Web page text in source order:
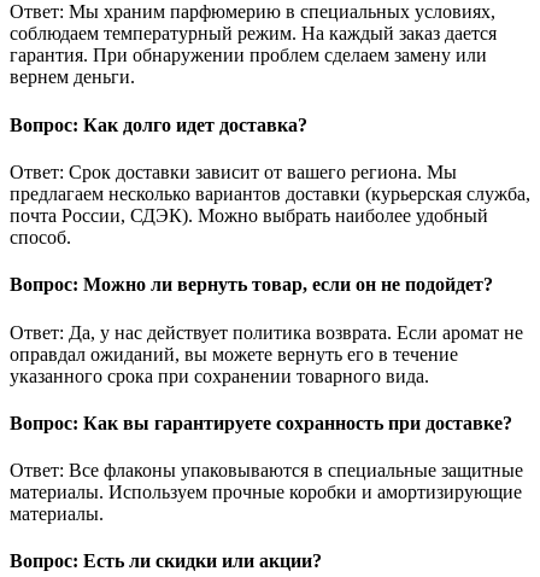
Ответ: Мы храним парфюмерию в специальных условиях,
соблюдаем температурный режим. На каждый заказ дается
гарантия. При обнаружении проблем сделаем замену или
вернем деньги.
Вопрос: Как долго идет доставка?
Ответ: Срок доставки зависит от вашего региона. Мы
предлагаем несколько вариантов доставки (курьерская служба,
почта России, СДЭК). Можно выбрать наиболее удобный
способ.
Вопрос: Можно ли вернуть товар, если он не подойдет?
Ответ: Да, у нас действует политика возврата. Если аромат не
оправдал ожиданий, вы можете вернуть его в течение
указанного срока при сохранении товарного вида.
Вопрос: Как вы гарантируете сохранность при доставке?
Ответ: Все флаконы упаковываются в специальные защитные
материалы. Используем прочные коробки и амортизирующие
материалы.
Вопрос: Есть ли скидки или акции?